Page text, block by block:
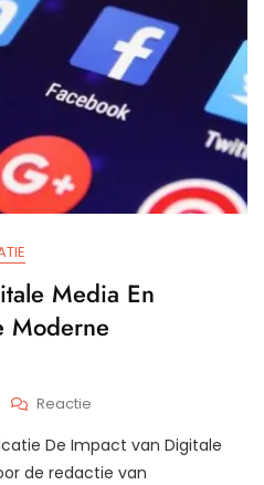
Media En
Moderne
Reactie
Evolutie
Van
De Impact van Digitale
de redactie van